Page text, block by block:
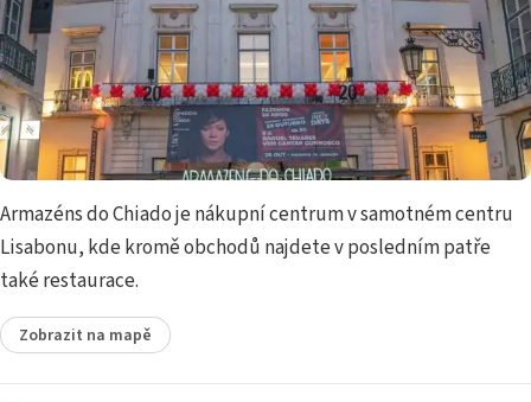
Armazéns do Chiado je nákupní centrum v samotném centru
Lisabonu, kde kromě obchodů najdete v posledním patře
také restaurace.
Zobrazit na mapě